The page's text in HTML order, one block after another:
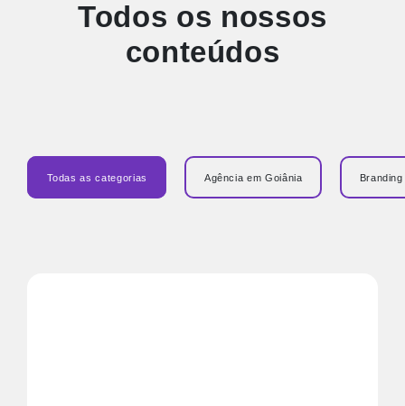
Todos os nossos
conteúdos
Todas as categorias Agência em Goiânia